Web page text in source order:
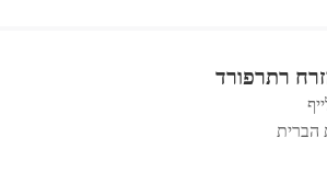
רתרפורד
הברית